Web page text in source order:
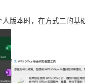
版本时，在方式二的基